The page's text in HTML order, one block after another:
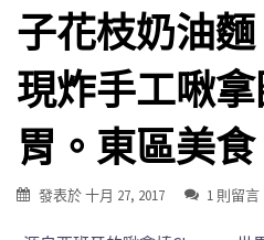
子花枝奶油
現炸手工啾
胃。東區美食
發表於十月 27, 2017 1 則留言